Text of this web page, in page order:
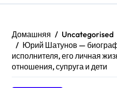
Домашняя
Uncategorised
Юрий Шатунов —
исполнителя, его личная
отношения, супруга и дети